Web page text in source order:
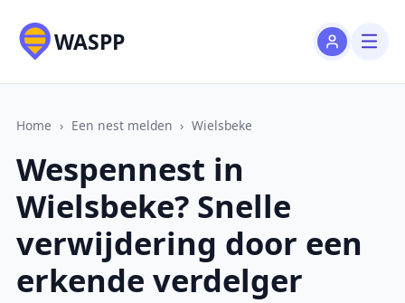
WASPP
Home › Een nest melden › Wielsbeke
Wespennest in
Wielsbeke? Snelle
verwijdering door een
erkende verdelger